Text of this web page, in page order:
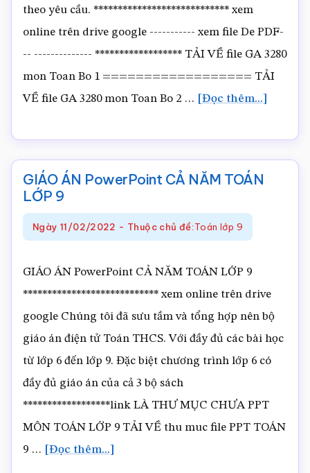
theo yêu cầu. **************************** xem
online trên drive google ----------- xem file De PDF-
-- -------------- ****************** TẢI VỀ file GA 3280
mon Toan Bo 1 ================== TẢI
VỀ file GA 3280 mon Toan Bo 2 …
[Đọc thêm...]
(PTNL)
MÔN
3280)
GIÁO ÁN PowerPoint CẢ NĂM TOÁN
LỚP 9
Ngày 11/02/2022 - Thuộc chủ đề:Toán lớp 9
GIÁO ÁN PowerPoint CẢ NĂM TOÁN LỚP 9
**************************** xem online trên drive
google Chúng tôi đã sưu tầm và tổng hợp nên bộ
giáo án điện tử Toán THCS. Với đầy đủ các bài học
từ lớp 6 đến lớp 9. Đặc biệt chương trình lớp 6 có
đầy đủ giáo án của cả 3 bộ sách
******************link LÀ THƯ MỤC CHƯA PPT
MÔN TOÁN LỚP 9 TẢI VỀ thu muc file PPT TOÁN
9 …
[Đọc thêm...]